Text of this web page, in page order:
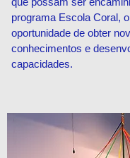
programa Escola Coral,
oportunidade de obter
conhecimentos e
capacidades.